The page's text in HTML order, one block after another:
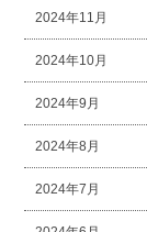
2024年11月
2024年10月
2024年9月
2024年8月
2024年7月